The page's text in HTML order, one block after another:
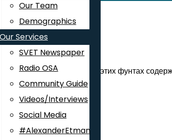
Our Team
Demographics
Our Services
SVET Newspaper
Radio OSA
Community Guide
Videos/Interviews
Social Media
#AlexanderEtman
Быть может, именно в этих фунтах